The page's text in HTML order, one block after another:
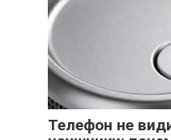
Телефон не